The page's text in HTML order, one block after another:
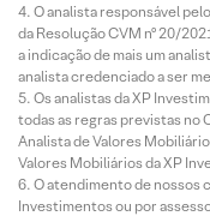
O analista responsável
da Resolução CVM nº 20/
a indicação de mais um
analista credenciado a ser
Os analistas da XP
todas as regras previstas no
Analista de Valores
Valores Mobiliários da XP
O atendimento de nossos
Investimentos ou por